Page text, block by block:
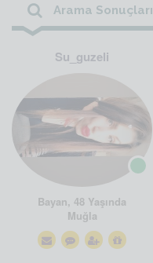
Arama Sonuçları
Su_guzeli
Bayan, 48 Yaşında
Muğla